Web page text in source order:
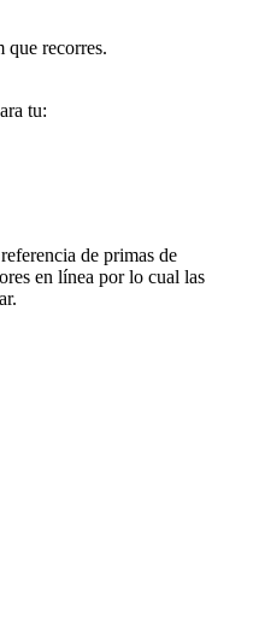
que recorres.
tu:
de primas de
en línea por lo cual las